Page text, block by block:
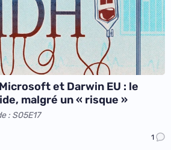
et Darwin EU : le
malgré un « risque »
: S05E17
1